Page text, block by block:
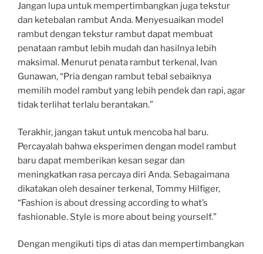
Jangan lupa untuk mempertimbangkan juga tekstur
dan ketebalan rambut Anda. Menyesuaikan model
rambut dengan tekstur rambut dapat membuat
penataan rambut lebih mudah dan hasilnya lebih
maksimal. Menurut penata rambut terkenal, Ivan
Gunawan, “Pria dengan rambut tebal sebaiknya
memilih model rambut yang lebih pendek dan rapi, agar
tidak terlihat terlalu berantakan.”
Terakhir, jangan takut untuk mencoba hal baru.
Percayalah bahwa eksperimen dengan model rambut
baru dapat memberikan kesan segar dan
meningkatkan rasa percaya diri Anda. Sebagaimana
dikatakan oleh desainer terkenal, Tommy Hilfiger,
“Fashion is about dressing according to what’s
fashionable. Style is more about being yourself.”
Dengan mengikuti tips di atas dan mempertimbangkan